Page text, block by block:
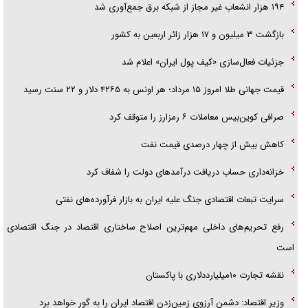
۱۹۴ هزار انشعاب غیر مجاز از شبکه برق جمع‌آوری شد
بازگشت ۳ میلیون و ۱۷ هزار زائر اربعین به کشور
جزئیات فعال‌سازی «کیف پول ایران» اعلام شد
قیمت جهانی طلا امروز ۱۵ مرداد؛ هر اونس به ۴۲۶۵ دلار و ۲۲ سنت رسید
صرافی کوین‌بیس معاملات ۶ رمزارز را متوقف کرد
کاهش بیش از چهار درصدی قیمت نفت
خزانه‌داری حساب دریافت درآمد‌های دولت را شفاف کرد
سرایت تبعات اقتصادی جنگ علیه ایران به بازار فرآورده‌های نفتی
رفع تحریم‌های داخلی مهم‌ترین اصلاح ساختاری اقتصاد در جنگ اقتصادی
است
نقشه تجارت ۱۰میلیارددلاری با پاکستان
وزیر اقتصاد: دشمن آرزوی زمین‌زدن اقتصاد ایران را به گور خواهد برد